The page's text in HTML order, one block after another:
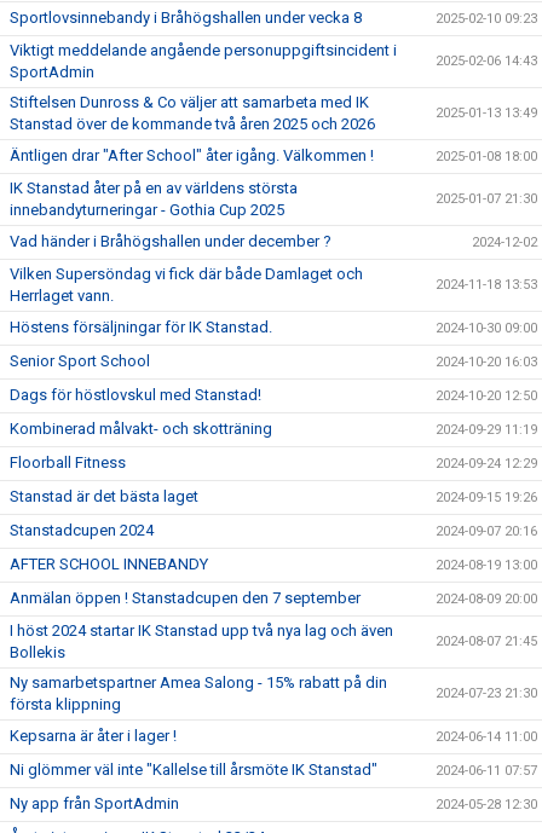
Sportlovsinnebandy i Bråhögshallen under vecka 8 2025-02-10 09:23
Viktigt meddelande angående personuppgiftsincident i
SportAdmin
2025-02-06 14:43
Stiftelsen Dunross & Co väljer att samarbeta med IK
Stanstad över de kommande två åren 2025 och 2026
2025-01-13 13:49
Äntligen drar "After School" åter igång. Välkommen ! 2025-01-08 18:00
IK Stanstad åter på en av världens största
innebandyturneringar - Gothia Cup 2025
2025-01-07 21:30
Vad händer i Bråhögshallen under december ? 2024-12-02
Vilken Supersöndag vi fick där både Damlaget och
Herrlaget vann.
2024-11-18 13:53
Höstens försäljningar för IK Stanstad. 2024-10-30 09:00
Senior Sport School 2024-10-20 16:03
Dags för höstlovskul med Stanstad! 2024-10-20 12:50
Kombinerad målvakt- och skotträning 2024-09-29 11:19
Floorball Fitness 2024-09-24 12:29
Stanstad är det bästa laget 2024-09-15 19:26
Stanstadcupen 2024 2024-09-07 20:16
AFTER SCHOOL INNEBANDY 2024-08-19 13:00
Anmälan öppen ! Stanstadcupen den 7 september 2024-08-09 20:00
I höst 2024 startar IK Stanstad upp två nya lag och även
Bollekis
2024-08-07 21:45
Ny samarbetspartner Amea Salong - 15% rabatt på din
första klippning
2024-07-23 21:30
Kepsarna är åter i lager ! 2024-06-14 11:00
Ni glömmer väl inte "Kallelse till årsmöte IK Stanstad" 2024-06-11 07:57
Ny app från SportAdmin 2024-05-28 12:30